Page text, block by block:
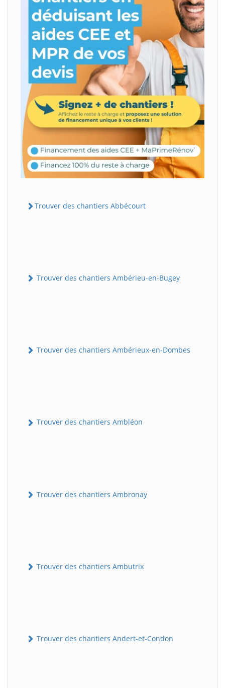
Trouver des chantiers Abbécourt
Trouver des chantiers Ambérieu-en-Bugey
Trouver des chantiers Ambérieux-en-Dombes
Trouver des chantiers Ambléon
Trouver des chantiers Ambronay
Trouver des chantiers Ambutrix
Trouver des chantiers Andert-et-Condon